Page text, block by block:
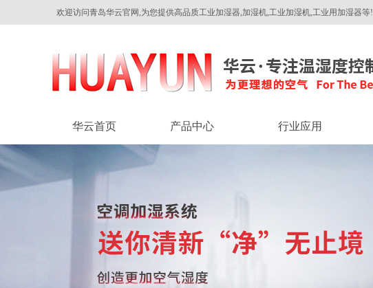
欢迎访问青岛华云官网,为您提供高品质工业加湿器,加湿机,工业加湿机,工业用加湿器等!
华云首页 产品中心 行业应用